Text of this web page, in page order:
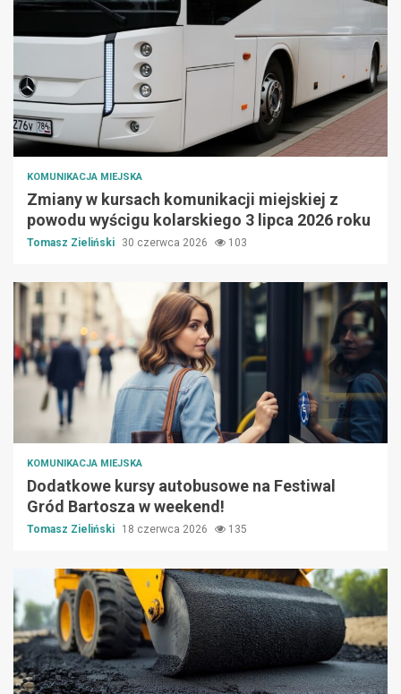
KOMUNIKACJA MIEJSKA
Zmiany w kursach komunikacji miejskiej z
powodu wyścigu kolarskiego 3 lipca 2026 roku
Tomasz Zieliński 30 czerwca 2026 103
KOMUNIKACJA MIEJSKA
Dodatkowe kursy autobusowe na Festiwal
Gród Bartosza w weekend!
Tomasz Zieliński 18 czerwca 2026 135